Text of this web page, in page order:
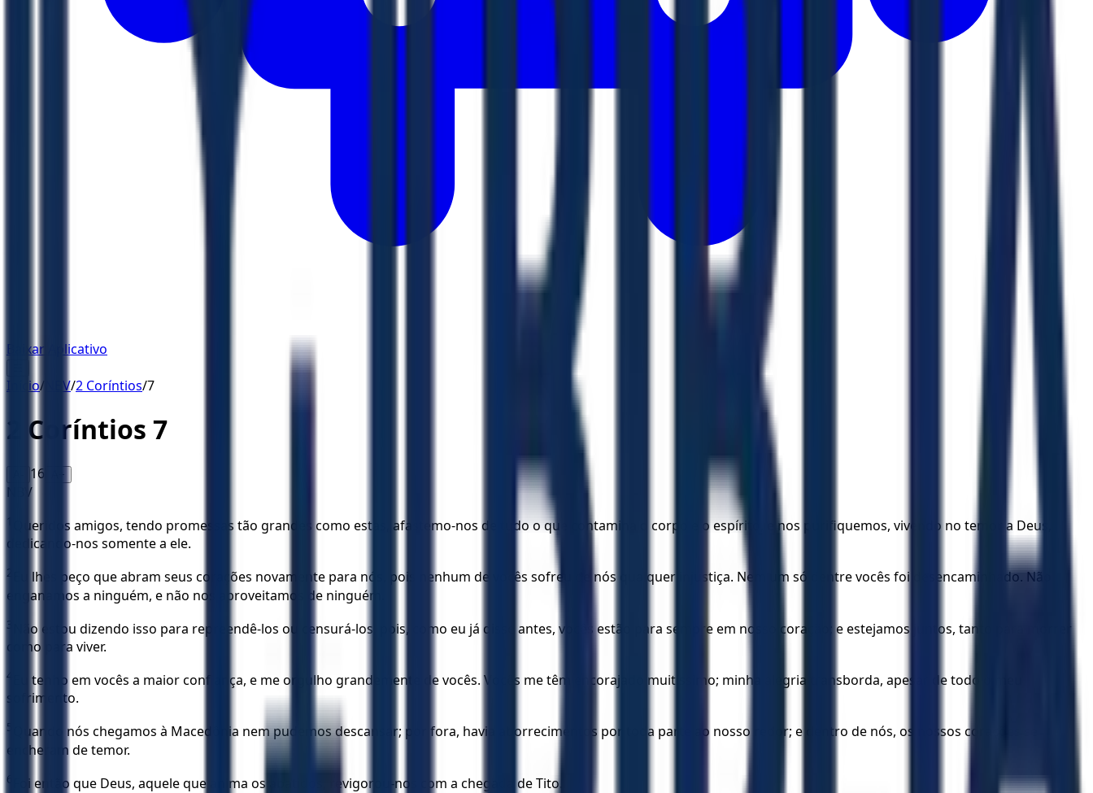
Baixar Aplicativo
Início/ NBV/2 Coríntios/7
2 Coríntios 7
16 A+
NBV
1
Queridos amigos, tendo promessas tão grandes como estas, afastemo-nos de tudo o que contamina o corpo e o espírito, e nos purifiquemos, vivendo no temor a Deus,
dedicando-nos somente a ele.
2
Eu lhes peço que abram seus corações novamente para nós, pois nenhum de vocês sofreu de nós qualquer injustiça. Nem um só dentre vocês foi desencaminhado. Não
enganamos a ninguém, e não nos aproveitamos de ninguém.
3
Não estou dizendo isso para repreendê-los ou censurá-los, pois, como eu já disse antes, vocês estão para sempre em nosso coração; e estejamos juntos, tanto para morrer
como para viver.
4
Eu tenho em vocês a maior confiança, e me orgulho grandemente de vocês. Vocês me têm encorajado muitíssimo; minha alegria transborda, apesar de todo o meu
sofrimento.
5
Quando nós chegamos à Macedônia nem pudemos descansar; por fora, havia aborrecimentos por toda parte ao nosso redor; e dentro de nós, os nossos corações se
encheram de temor.
6 Foi então que Deus, aquele que anima os abatidos, revigorou-nos com a chegada de Tito.